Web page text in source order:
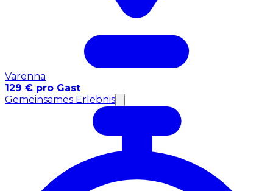
Varenna
129 € pro Gast
Gemeinsames Erlebnis